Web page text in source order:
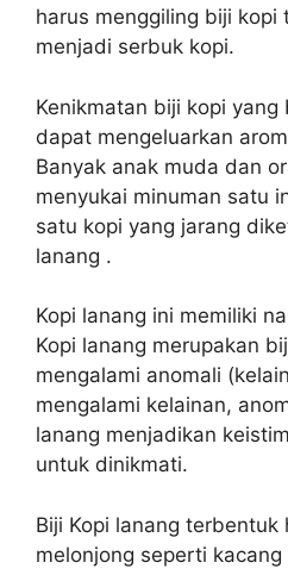
harus menggiling biji
menjadi serbuk kopi.
Kenikmatan biji kopi
dapat mengeluarkan
Banyak anak muda dan
menyukai minuman satu
satu kopi yang jarang
lanang .
Kopi lanang ini memiliki
Kopi lanang merupakan
mengalami anomali
mengalami kelainan,
lanang menjadikan
untuk dinikmati.
Biji Kopi lanang terbentuk
melonjong seperti